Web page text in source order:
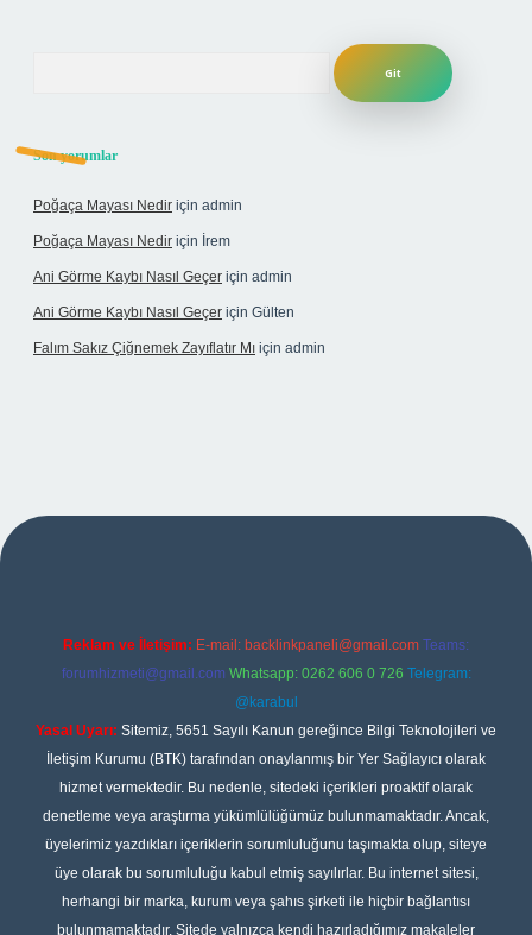
Son yorumlar
Poğaça Mayası Nedir için admin
Poğaça Mayası Nedir için İrem
Ani Görme Kaybı Nasıl Geçer için admin
Ani Görme Kaybı Nasıl Geçer için Gülten
Falım Sakız Çiğnemek Zayıflatır Mı için admin
Reklam ve İletişim: E-mail: backlinkpaneli@gmail.com Teams:
forumhizmeti@gmail.com Whatsapp: 0262 606 0 726 Telegram:
@karabul
Yasal Uyarı: Sitemiz, 5651 Sayılı Kanun gereğince Bilgi Teknolojileri ve
İletişim Kurumu (BTK) tarafından onaylanmış bir Yer Sağlayıcı olarak
hizmet vermektedir. Bu nedenle, sitedeki içerikleri proaktif olarak
denetleme veya araştırma yükümlülüğümüz bulunmamaktadır. Ancak,
üyelerimiz yazdıkları içeriklerin sorumluluğunu taşımakta olup, siteye
üye olarak bu sorumluluğu kabul etmiş sayılırlar. Bu internet sitesi,
herhangi bir marka, kurum veya şahıs şirketi ile hiçbir bağlantısı
bulunmamaktadır. Sitede yalnızca kendi hazırladığımız makaleler